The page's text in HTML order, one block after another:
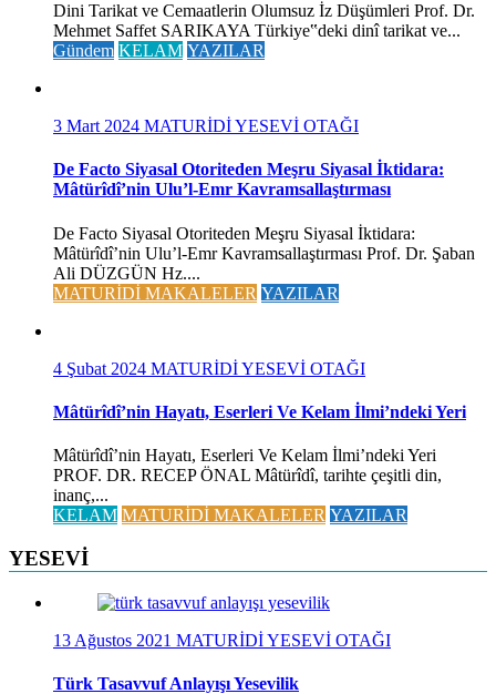
Dini Tarikat ve Cemaatlerin Olumsuz İz Düşümleri Prof. Dr.
Mehmet Saffet SARIKAYA Türkiye‟deki dinî tarikat ve...
Gündem KELAM YAZILAR
3 Mart 2024 MATURİDİ YESEVİ OTAĞI
De Facto Siyasal Otoriteden Meşru Siyasal İktidara:
Mâtürîdî’nin Ulu’l-Emr Kavramsallaştırması
De Facto Siyasal Otoriteden Meşru Siyasal İktidara:
Mâtürîdî’nin Ulu’l-Emr Kavramsallaştırması Prof. Dr. Şaban
Ali DÜZGÜN Hz....
MATURİDİ MAKALELER YAZILAR
4 Şubat 2024 MATURİDİ YESEVİ OTAĞI
Mâtürîdî’nin Hayatı, Eserleri Ve Kelam İlmi’ndeki Yeri
Mâtürîdî’nin Hayatı, Eserleri Ve Kelam İlmi’ndeki Yeri
PROF. DR. RECEP ÖNAL Mâtürîdî, tarihte çeşitli din,
inanç,...
KELAM MATURİDİ MAKALELER YAZILAR
YESEVİ
13 Ağustos 2021 MATURİDİ YESEVİ OTAĞI
Türk Tasavvuf Anlayışı Yesevilik